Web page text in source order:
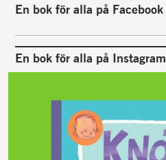
En bok för alla på Facebook
En bok för alla på Instagram